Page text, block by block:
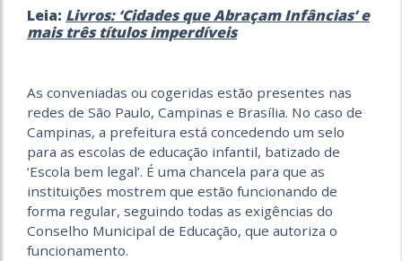
Leia: Livros: ‘Cidades que Abraçam Infâncias’ e
mais três títulos imperdíveis
As conveniadas ou cogeridas estão presentes nas
redes de São Paulo, Campinas e Brasília. No caso de
Campinas, a prefeitura está concedendo um selo
para as escolas de educação infantil, batizado de
‘Escola bem legal’. É uma chancela para que as
instituições mostrem que estão funcionando de
forma regular, seguindo todas as exigências do
Conselho Municipal de Educação, que autoriza o
funcionamento.